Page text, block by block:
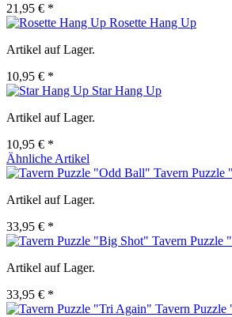
21,95 € *
Rosette Hang Up
Artikel auf Lager.
10,95 € *
Star Hang Up
Artikel auf Lager.
10,95 € *
Ähnliche Artikel
Tavern Puzzle
Artikel auf Lager.
33,95 € *
Tavern Puzzle
Artikel auf Lager.
33,95 € *
Tavern